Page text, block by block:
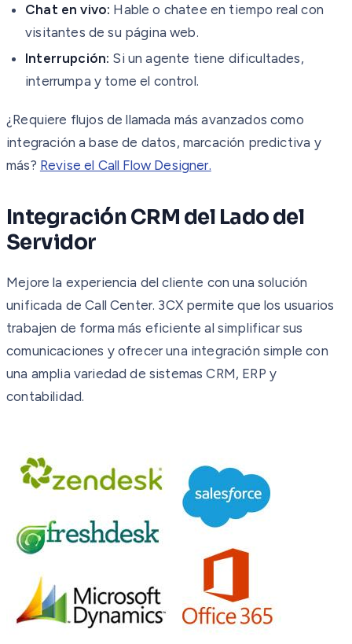
Chat en vivo: Hable o chatee en tiempo real con
visitantes de su página web.
Interrupción: Si un agente tiene dificultades,
interrumpa y tome el control.
¿Requiere flujos de llamada más avanzados como
integración a base de datos, marcación predictiva y
más? Revise el Call Flow Designer.
Integración CRM del Lado del
Servidor
Mejore la experiencia del cliente con una solución
unificada de Call Center. 3CX permite que los usuarios
trabajen de forma más eficiente al simplificar sus
comunicaciones y ofrecer una integración simple con
una amplia variedad de sistemas CRM, ERP y
contabilidad.